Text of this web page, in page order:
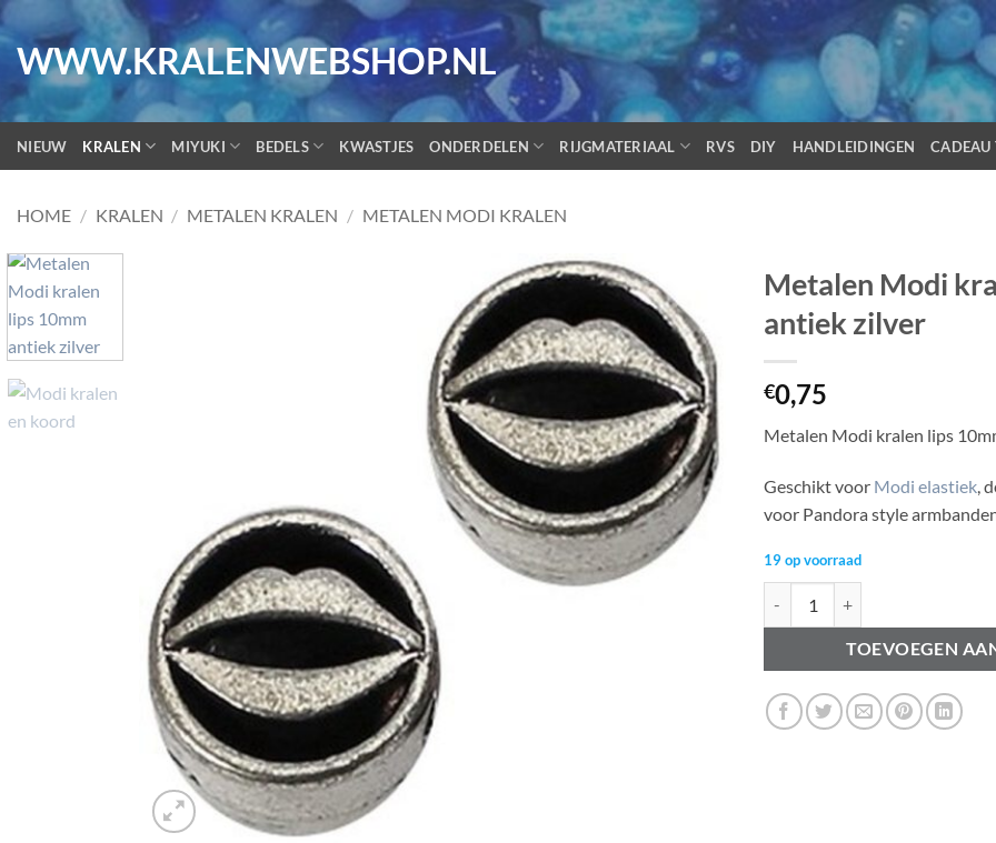
naar
inhoud
WWW.KRALENWEBSHOP.NL
NIEUW KRALEN MIYUKI BEDELS KWASTJES ONDERDELEN RIJGMATERIAAL RVS DIY HANDLEIDINGEN CADEAU
HOME / KRALEN / METALEN KRALEN / METALEN MODI KRALEN
Metalen Modi
antiek zilver
€0,75
Metalen Modi kralen lips
Geschikt voor Modi elastiek ,
voor Pandora style
19 op voorraad
TOEVOEGEN